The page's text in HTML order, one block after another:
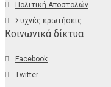
Πολιτική Αποστολών
Συχνές ερωτήσεις
Κοινωνικά δίκτυα
Facebook
Twitter